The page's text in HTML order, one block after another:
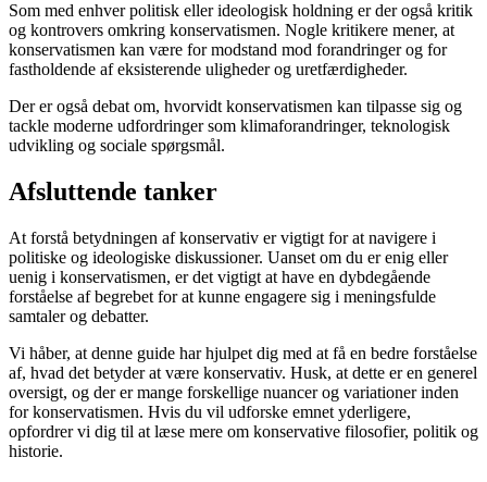
Som med enhver politisk eller ideologisk holdning er der også kritik
og kontrovers omkring konservatismen. Nogle kritikere mener, at
konservatismen kan være for modstand mod forandringer og for
fastholdende af eksisterende uligheder og uretfærdigheder.
Der er også debat om, hvorvidt konservatismen kan tilpasse sig og
tackle moderne udfordringer som klimaforandringer, teknologisk
udvikling og sociale spørgsmål.
Afsluttende tanker
At forstå betydningen af ​​konservativ er vigtigt for at navigere i
politiske og ideologiske diskussioner. Uanset om du er enig eller
uenig i konservatismen, er det vigtigt at have en dybdegående
forståelse af begrebet for at kunne engagere sig i meningsfulde
samtaler og debatter.
Vi håber, at denne guide har hjulpet dig med at få en bedre forståelse
af, hvad det betyder at være konservativ. Husk, at dette er en generel
oversigt, og der er mange forskellige nuancer og variationer inden
for konservatismen. Hvis du vil udforske emnet yderligere,
opfordrer vi dig til at læse mere om konservative filosofier, politik og
historie.